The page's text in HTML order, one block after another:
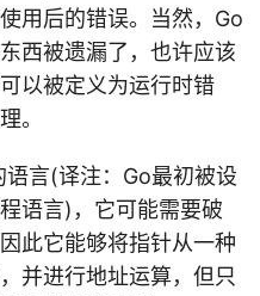
用后的错误。当然，Go
西被遗漏了，也许应该
以被定义为运行时错
。
言(译注：Go最初被设
语言)，它可能需要破
此它能够将指针从一种
并进行地址运算，但只